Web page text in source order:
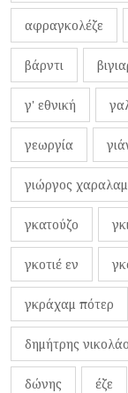
αφραγκολέζε
βάρντι
γ' εθνική
γεωργία
γιώργος
γκατούζο
γκοτιέ εν
γκράχαμ πότερ
δημήτρης
δώνης έζε